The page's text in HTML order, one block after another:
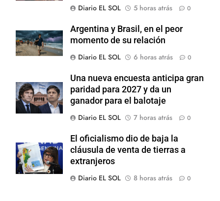
Diario EL SOL
5 horas atrás 0
Argentina y Brasil, en el peor
momento de su relación
Diario EL SOL
6 horas atrás 0
Una nueva encuesta anticipa gran
paridad para 2027 y da un
ganador para el balotaje
Diario EL SOL
7 horas atrás 0
El oficialismo dio de baja la
cláusula de venta de tierras a
extranjeros
Diario EL SOL
8 horas atrás 0